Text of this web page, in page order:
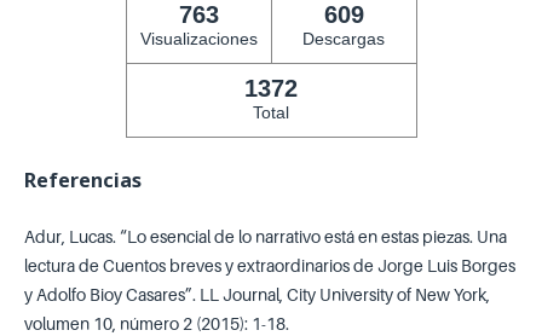
763
Visualizaciones
609
Descargas
1372
Total
Referencias
Adur, Lucas. “Lo esencial de lo narrativo está en estas piezas. Una
lectura de Cuentos breves y extraordinarios de Jorge Luis Borges
y Adolfo Bioy Casares”. LL Journal, City University of New York,
volumen 10, número 2 (2015): 1-18.